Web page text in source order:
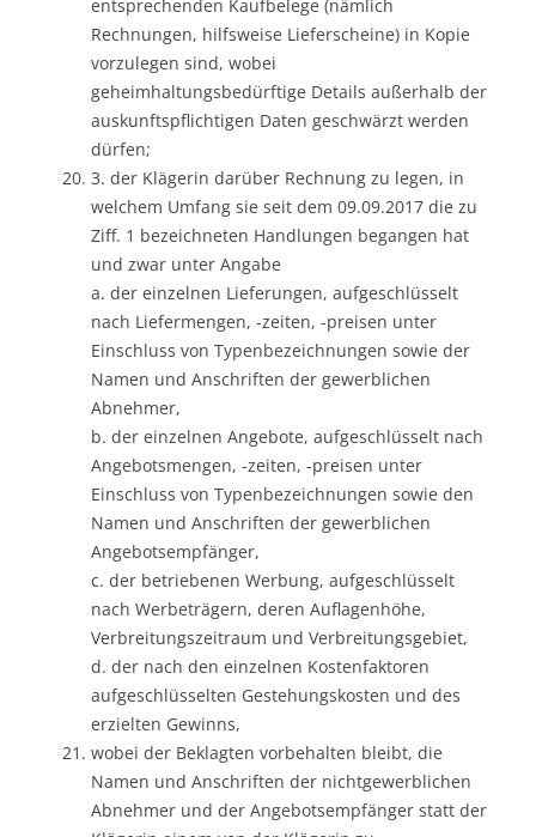
entsprechenden Kaufbelege (nämlich
Rechnungen, hilfsweise Lieferscheine) in Kopie
vorzulegen sind, wobei
geheimhaltungsbedürftige Details außerhalb der
auskunftspflichtigen Daten geschwärzt werden
dürfen;
3. der Klägerin darüber Rechnung zu legen, in
welchem Umfang sie seit dem 09.09.2017 die zu
Ziff. 1 bezeichneten Handlungen begangen hat
und zwar unter Angabe
a. der einzelnen Lieferungen, aufgeschlüsselt
nach Liefermengen, -zeiten, -preisen unter
Einschluss von Typenbezeichnungen sowie der
Namen und Anschriften der gewerblichen
Abnehmer,
b. der einzelnen Angebote, aufgeschlüsselt nach
Angebotsmengen, -zeiten, -preisen unter
Einschluss von Typenbezeichnungen sowie den
Namen und Anschriften der gewerblichen
Angebotsempfänger,
c. der betriebenen Werbung, aufgeschlüsselt
nach Werbeträgern, deren Auflagenhöhe,
Verbreitungszeitraum und Verbreitungsgebiet,
d. der nach den einzelnen Kostenfaktoren
aufgeschlüsselten Gestehungskosten und des
erzielten Gewinns,
wobei der Beklagten vorbehalten bleibt, die
Namen und Anschriften der nichtgewerblichen
Abnehmer und der Angebotsempfänger statt der